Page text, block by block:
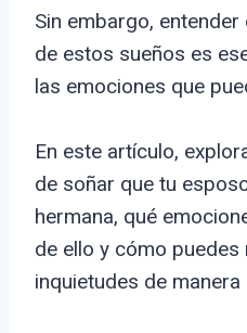
Sin embargo,
de estos sueños es
las emociones que
En este artículo,
de soñar que tu
hermana, qué
de ello y cómo puedes
inquietudes de